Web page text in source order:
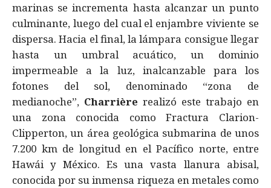
marinas se incrementa hasta alcanzar un punto
culminante, luego del cual el enjambre viviente se
dispersa. Hacia el final, la lámpara consigue llegar
hasta un umbral acuático, un dominio
impermeable a la luz, inalcanzable para los
fotones del sol, denominado “zona de
medianoche”, Charrière realizó este trabajo en
una zona conocida como Fractura Clarion-
Clipperton, un área geológica submarina de unos
7.200 km de longitud en el Pacífico norte, entre
Hawái y México. Es una vasta llanura abisal,
conocida por su inmensa riqueza en metales como